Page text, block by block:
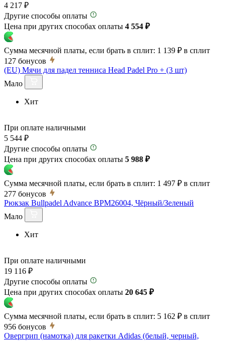
4 217 ₽
Другие способы оплаты
Цена при других способах оплаты 4 554 ₽
Сумма месячной платы, если брать в сплит: 1 139 ₽ в сплит
127 бонусов
(EU) Мячи для падел тенниса Head Padel Pro + (3 шт)
Мало
Хит
При оплате наличными
5 544 ₽
Другие способы оплаты
Цена при других способах оплаты 5 988 ₽
Сумма месячной платы, если брать в сплит: 1 497 ₽ в сплит
277 бонусов
Рюкзак Bullpadel Advance BPM26004, Чёрный/Зеленый
Мало
Хит
При оплате наличными
19 116 ₽
Другие способы оплаты
Цена при других способах оплаты 20 645 ₽
Сумма месячной платы, если брать в сплит: 5 162 ₽ в сплит
956 бонусов
Овергрип (намотка) для ракетки Adidas (белый, черный,